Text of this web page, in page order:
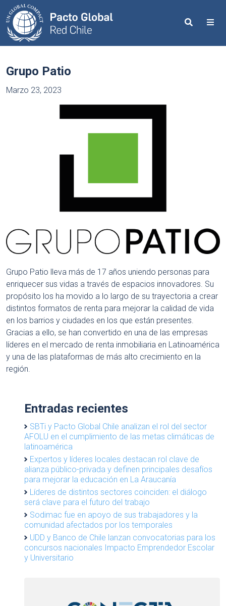
Search
Grupo Patio
Marzo 23, 2023
Grupo Patio lleva más de 17 años uniendo personas para
enriquecer sus vidas a través de espacios innovadores. Su
propósito los ha movido a lo largo de su trayectoria a crear
distintos formatos de renta para mejorar la calidad de vida
en los barrios y ciudades en los que están presentes.
Gracias a ello, se han convertido en una de las empresas
líderes en el mercado de renta inmobiliaria en Latinoamérica
y una de las plataformas de más alto crecimiento en la
región.
Entradas recientes
SBTi y Pacto Global Chile analizan el rol del sector
AFOLU en el cumplimiento de las metas climáticas de
latinoamérica
Expertos y líderes locales destacan rol clave de
alianza público-privada y definen principales desafíos
para mejorar la educación en La Araucanía
Líderes de distintos sectores coinciden: el diálogo
será clave para el futuro del trabajo
Sodimac fue en apoyo de sus trabajadores y la
comunidad afectados por los temporales
UDD y Banco de Chile lanzan convocatorias para los
concursos nacionales Impacto Emprendedor Escolar
y Universitario